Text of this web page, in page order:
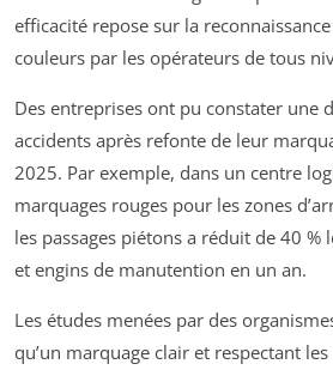
efficacité repose sur la
couleurs par les opérateurs de tous
Des entreprises ont pu constater une
accidents après refonte de leur
2025. Par exemple, dans un centre
marquages rouges pour les zones
les passages piétons a réduit de 40
et engins de manutention en un an.
Les études menées par des
qu’un marquage clair et respectant